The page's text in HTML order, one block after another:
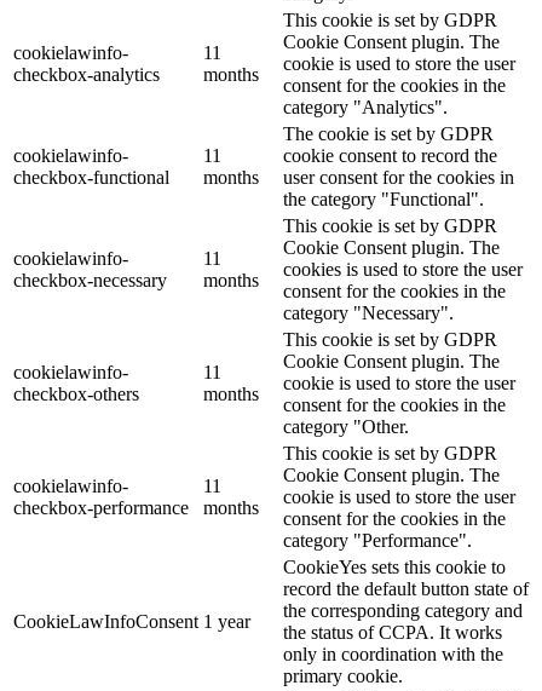
cookielawinfo-
checkbox-analytics
11
months
This cookie is set by GDPR
Cookie Consent plugin. The
cookie is used to store the user
consent for the cookies in the
category "Analytics".
cookielawinfo-
checkbox-functional
11
months
The cookie is set by GDPR
cookie consent to record the
user consent for the cookies in
the category "Functional".
cookielawinfo-
checkbox-necessary
11
months
This cookie is set by GDPR
Cookie Consent plugin. The
cookies is used to store the user
consent for the cookies in the
category "Necessary".
cookielawinfo-
checkbox-others
11
months
This cookie is set by GDPR
Cookie Consent plugin. The
cookie is used to store the user
consent for the cookies in the
category "Other.
cookielawinfo-
checkbox-performance
11
months
This cookie is set by GDPR
Cookie Consent plugin. The
cookie is used to store the user
consent for the cookies in the
category "Performance".
CookieLawInfoConsent 1 year
CookieYes sets this cookie to
record the default button state of
the corresponding category and
the status of CCPA. It works
only in coordination with the
primary cookie.